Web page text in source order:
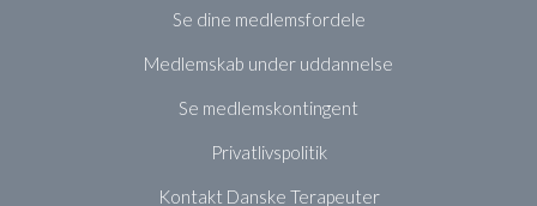
Se dine medlemsfordele
Medlemskab under uddannelse
Se medlemskontingent
Privatlivspolitik
Kontakt Danske Terapeuter